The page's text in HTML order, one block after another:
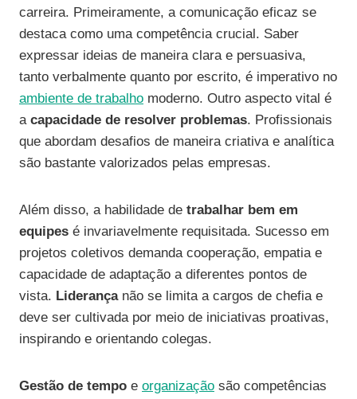
carreira. Primeiramente, a comunicação eficaz se
destaca como uma competência crucial. Saber
expressar ideias de maneira clara e persuasiva,
tanto verbalmente quanto por escrito, é imperativo no
ambiente de trabalho moderno. Outro aspecto vital é
a capacidade de resolver problemas. Profissionais
que abordam desafios de maneira criativa e analítica
são bastante valorizados pelas empresas.
Além disso, a habilidade de trabalhar bem em
equipes é invariavelmente requisitada. Sucesso em
projetos coletivos demanda cooperação, empatia e
capacidade de adaptação a diferentes pontos de
vista. Liderançanão se limita a cargos de chefia e
deve ser cultivada por meio de iniciativas proativas,
inspirando e orientando colegas.
Gestão de tempo e organização são competências